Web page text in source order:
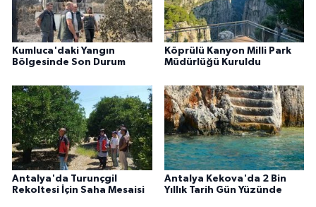
Kumluca'daki Yangın
Bölgesinde Son Durum
Köprülü Kanyon Milli Park
Müdürlüğü Kuruldu
Antalya'da Turunçgil
Rekoltesi İçin Saha Mesaisi
Antalya Kekova'da 2 Bin
Yıllık Tarih Gün Yüzünde